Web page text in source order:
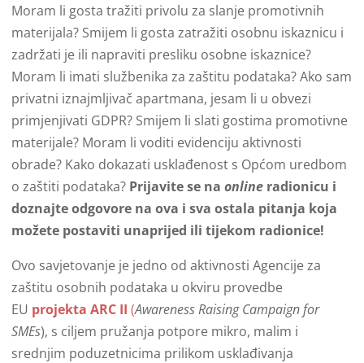
Moram li gosta tražiti privolu za slanje promotivnih
materijala? Smijem li gosta zatražiti osobnu iskaznicu i
zadržati je ili napraviti presliku osobne iskaznice?
Moram li imati službenika za zaštitu podataka? Ako sam
privatni iznajmljivač apartmana, jesam li u obvezi
primjenjivati GDPR? Smijem li slati gostima promotivne
materijale? Moram li voditi evidenciju aktivnosti
obrade? Kako dokazati usklađenost s Općom uredbom
o zaštiti podataka? Prijavite se na online radionicu i
doznajte odgovore na ova i sva ostala pitanja koja
možete postaviti unaprijed ili tijekom radionice!
Ovo savjetovanje je jedno od aktivnosti Agencije za
zaštitu osobnih podataka u okviru provedbe
EU projekta ARC II (Awareness Raising Campaign for
SMEs), s ciljem pružanja potpore mikro, malim i
srednjim poduzetnicima prilikom usklađivanja